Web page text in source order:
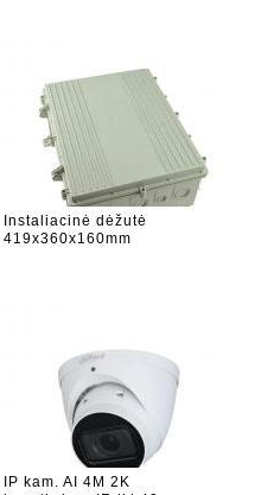
Instaliacinė dėžutė
419x360x160mm
IP kam. AI 4M 2K